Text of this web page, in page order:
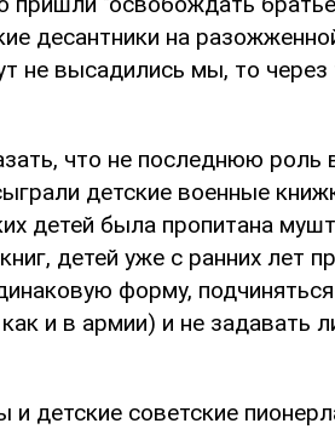
десантники на
не высадились мы, то через
что не последнюю роль
детские военные
детей была пропитана
детей уже с ранних лет
форму,
и в армии) и не задавать
детские советские